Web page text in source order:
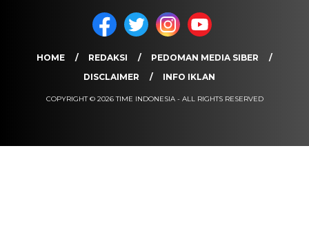
HOME REDAKSI
PEDOMAN MEDIA SIBER
DISCLAIMER
INFO IKLAN
COPYRIGHT © 2026 TIME INDONESIA - ALL RIGHTS RESERVED